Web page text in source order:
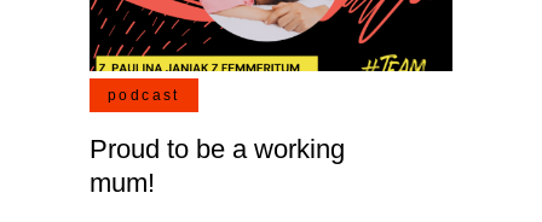
podcast
Proud to be a working
mum!